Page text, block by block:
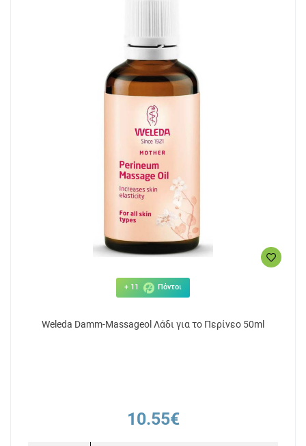
+ 11 Πόντοι
Weleda Damm-Massageol Λάδι για το Περίνεο 50ml
10.55€